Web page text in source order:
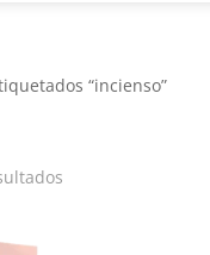
“incienso”